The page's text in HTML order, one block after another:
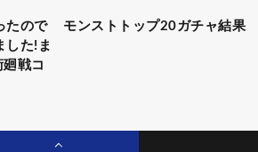
たので
した!ま
戦コ
モンストトップ20ガチャ結果